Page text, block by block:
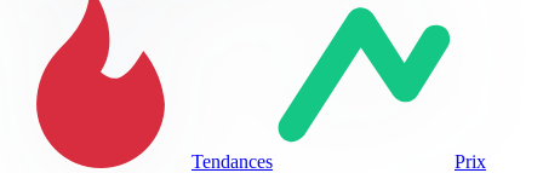
Tendances Prix